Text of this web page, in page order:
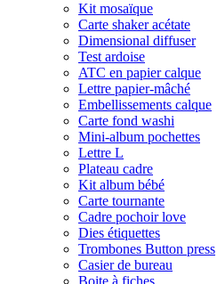
Kit mosaïque
Carte shaker acétate
Dimensional diffuser
Test ardoise
ATC en papier calque
Lettre papier-mâché
Embellissements calque
Carte fond washi
Mini-album pochettes
Lettre L
Plateau cadre
Kit album bébé
Carte tournante
Cadre pochoir love
Dies étiquettes
Trombones Button press
Casier de bureau
Boite à fiches